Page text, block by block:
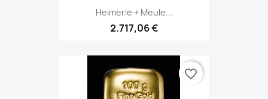
Heimerle + Meule...
2.717,06 €
favorite_border